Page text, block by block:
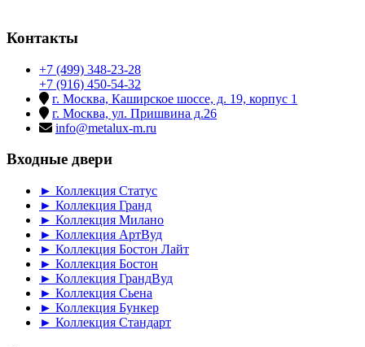
Контакты
+7 (499) 348-23-28
+7 (916) 450-54-32
г. Москва, Каширское шоссе, д. 19, корпус 1
г. Москва, ул. Пришвина д.26
info@metalux-m.ru
Входные двери
► Коллекция Статус
► Коллекция Гранд
► Коллекция Милано
► Коллекция АртВуд
► Коллекция Бостон Лайт
► Коллекция Бостон
► Коллекция ГрандВуд
► Коллекция Сьена
► Коллекция Бункер
► Коллекция Стандарт